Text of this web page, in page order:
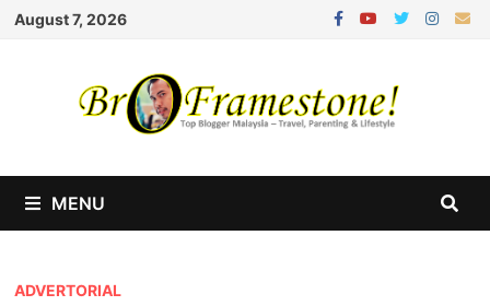
Skip
August 7, 2026
MENU
ADVERTORIAL